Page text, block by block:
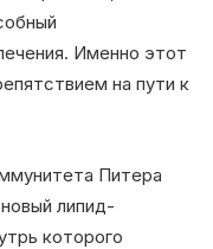
Именно этот
на пути к
Питера
новый липид-
которого